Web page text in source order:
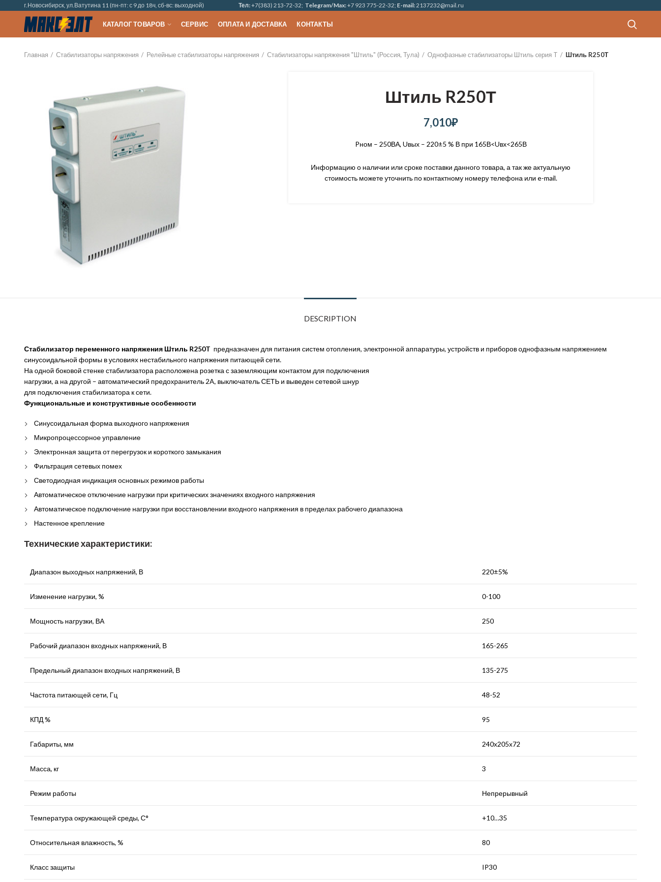
г.Новосибирск, ул.Ватутина 11 (пн-пт: с 9 до 18ч, сб-вс: выходной) Тел:+7(383) 213-72-32; Telegram/Max:+7 923 775-22-32; E-mail:2137232@mail.ru
КАТАЛОГ ТОВАРОВ СЕРВИС ОПЛАТА И ДОСТАВКА КОНТАКТЫ
Главная Стабилизаторы напряжения Релейные стабилизаторы напряжения Стабилизаторы напряжения "Штиль" (Россия, Тула) Однофазные стабилизаторы Штиль cерия T Штиль R250Т
Штиль R250Т
7,010₽
Pном – 250ВА, Uвых – 220±5 % В при 165В<Uвх<265В
Информацию о наличии или сроке поставки данного товара, а так же актуальную
стоимость можете уточнить по контактному номеру телефона или e-mail.
DESCRIPTION
Стабилизатор переменного напряжения Штиль R250T предназначен для питания систем отопления, электронной аппаратуры, устройств и приборов однофазным напряжением
синусоидальной формы в условиях нестабильного напряжения питающей сети.
На одной боковой стенке стабилизатора расположена розетка с заземляющим контактом для подключения
нагрузки, а на другой – автоматический предохранитель 2A, выключатель СЕТЬ и выведен сетевой шнур
для подключения стабилизатора к сети.
Функциональные и конструктивные особенности
Синусоидальная форма выходного напряжения
Микропроцессорное управление
Электронная защита от перегрузок и короткого замыкания
Фильтрация сетевых помех
Светодиодная индикация основных режимов работы
Автоматическое отключение нагрузки при критических значениях входного напряжения
Автоматическое подключение нагрузки при восстановлении входного напряжения в пределах рабочего диапазона
Настенное крепление
Технические характеристики:
Диапазон выходных напряжений, В 220±5%
Изменение нагрузки, % 0-100
Мощность нагрузки, ВА 250
Рабочий диапазон входных напряжений, В 165-265
Предельный диапазон входных напряжений, В 135-275
Частота питающей сети, Гц 48-52
КПД % 95
Габариты, мм 240х205х72
Масса, кг 3
Режим работы Непрерывный
Температура окружающей среды, С° +10…35
Относительная влажность, % 80
Класс защиты IP30